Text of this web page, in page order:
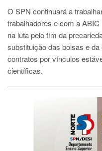
O SPN continuará a
trabalhadores e com a
na luta pelo fim da
substituição das bolsas e
contratos por vínculos
científicas.